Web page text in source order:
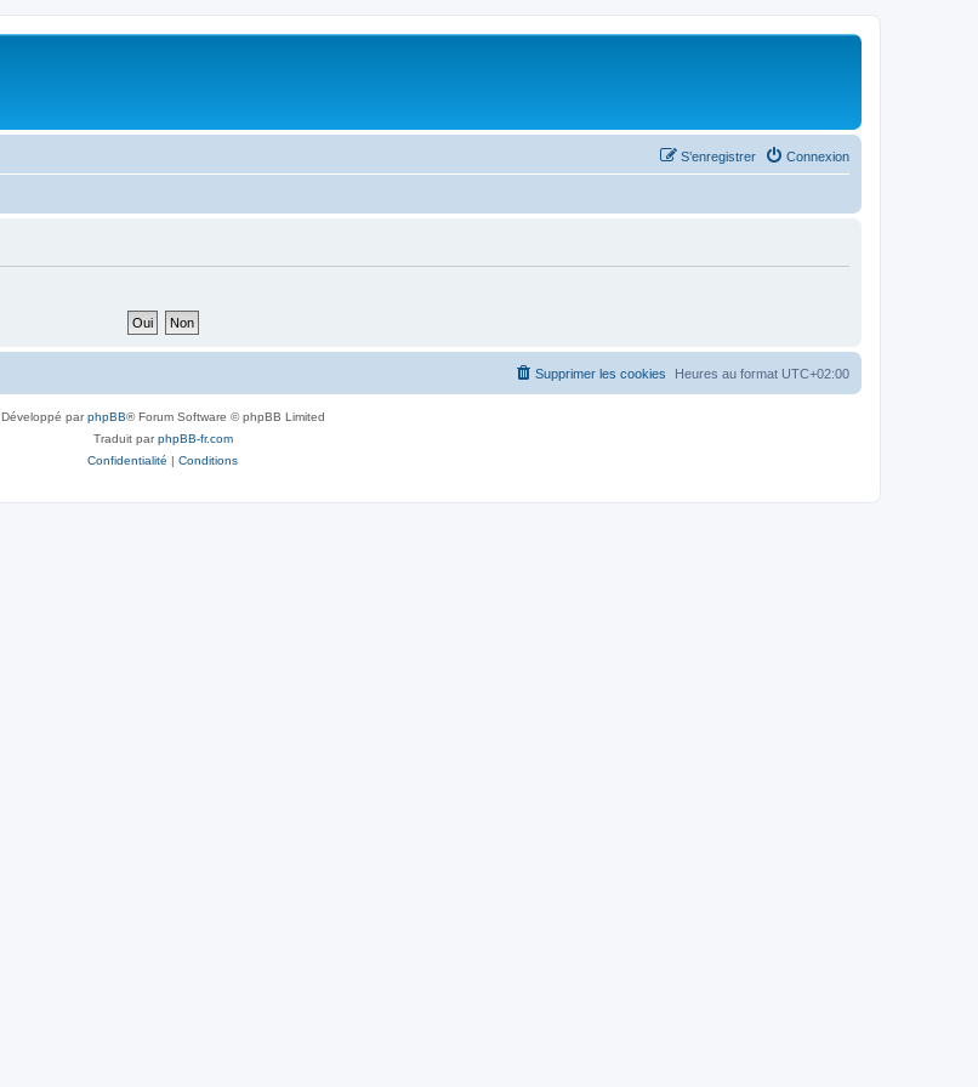
Connexion
S’enregistrer
Heures au format UTC+02:00
Supprimer les cookies
Développé parphpBB® Forum Software © phpBB Limited
Traduit parphpBB-fr.com
Confidentialité | Conditions